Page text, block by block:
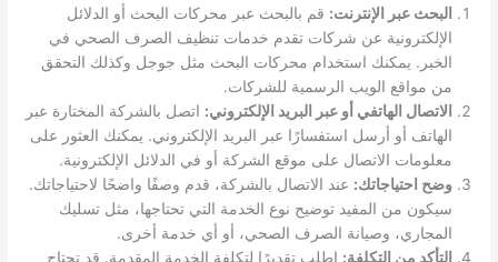
البحث عبر الإنترنت: قم بالبحث عبر محركات البحث أو الدلائل
الإلكترونية عن شركات تقدم خدمات تنظيف الصرف الصحي في
الخبر. يمكنك استخدام محركات البحث مثل جوجل وكذلك التحقق
من مواقع الويب الرسمية للشركات.
الاتصال الهاتفي أو عبر البريد الإلكتروني: اتصل بالشركة المختارة عبر
الهاتف أو أرسل استفسارًا عبر البريد الإلكتروني. يمكنك العثور على
معلومات الاتصال على موقع الشركة أو في الدلائل الإلكترونية.
وضح احتياجاتك: عند الاتصال بالشركة، قدم وصفًا واضحًا لاحتياجاتك.
سيكون من المفيد توضيح نوع الخدمة التي تحتاجها، مثل تسليك
المجاري، وصيانة الصرف الصحي، أو أي خدمة أخرى.
التأكد من التكلفة: اطلب تقديرًا لتكلفة الخدمة المقدمة. قد تحتاج